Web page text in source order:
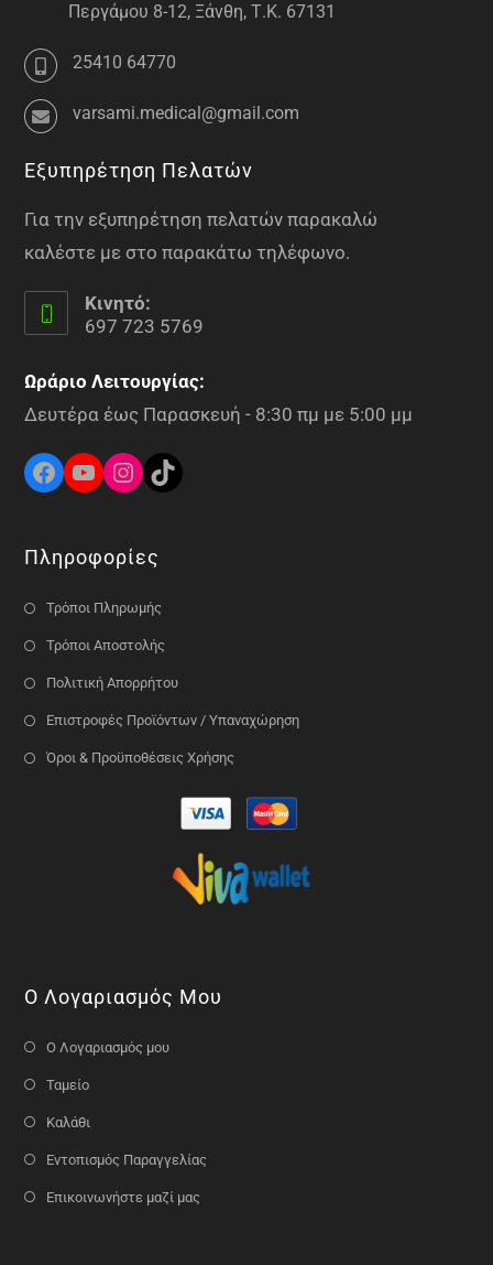
Περγάμου 8-12, Ξάνθη, Τ.Κ. 67131
25410 64770
varsami.medical@gmail.com
Εξυπηρέτηση Πελατών
Για την εξυπηρέτηση πελατών παρακαλώ
καλέστε με στο παρακάτω τηλέφωνο.
Κινητό:
697 723 5769
Ωράριο Λειτουργίας:
Δευτέρα έως Παρασκευή - 8:30 πμ με 5:00 μμ
Πληροφορίες
Τρόποι Πληρωμής
Τρόποι Αποστολής
Πολιτική Απορρήτου
Επιστροφές Προϊόντων / Υπαναχώρηση
Όροι & Προϋποθέσεις Χρήσης
Ο Λογαριασμός Μου
Ο Λογαριασμός μου
Ταμείο
Καλάθι
Εντοπισμός Παραγγελίας
Επικοινωνήστε μαζί μας